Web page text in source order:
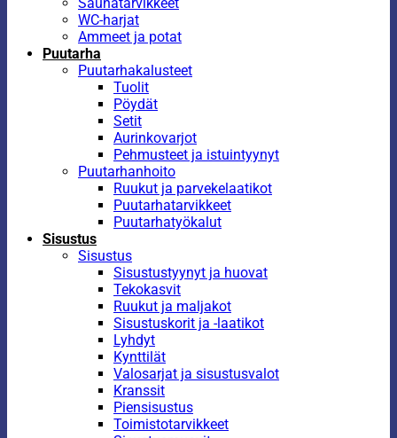
WC-harjat
Ammeet ja potat
Puutarha
Puutarhakalusteet
Tuolit
Pöydät
Setit
Aurinkovarjot
Pehmusteet ja istuintyynyt
Puutarhanhoito
Ruukut ja parvekelaatikot
Puutarhatarvikkeet
Puutarhatyökalut
Sisustus
Sisustus
Sisustustyynyt ja huovat
Tekokasvit
Ruukut ja maljakot
Sisustuskorit ja -laatikot
Lyhdyt
Kynttilät
Valosarjat ja sisustusvalot
Kranssit
Piensisustus
Toimistotarvikkeet